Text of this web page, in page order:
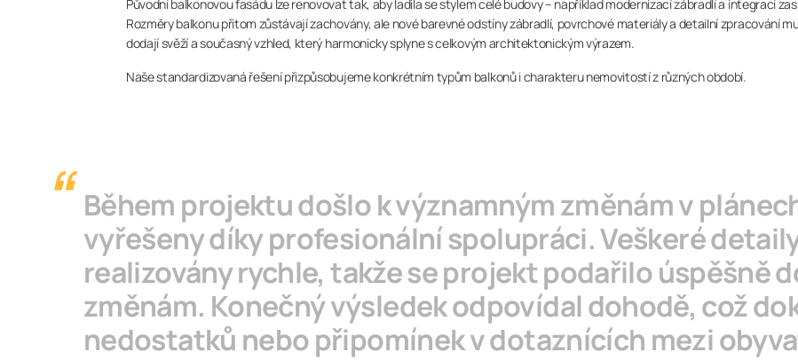
Původní balkonovou fasádu lze renovovat tak, aby ladila se stylem celé budovy – například modernizací zábradlí a integrací
Rozměry balkonu přitom zůstávají zachovány, ale nové barevné odstíny zábradlí, povrchové materiály a detailní zpracování
dodají svěží a současný vzhled, který harmonicky splyne s celkovým architektonickým výrazem.
Naše standardizovaná řešení přizpůsobujeme konkrétním typům balkonů i charakteru nemovitostí z různých období.
Během projektu došlo k významným změnám v
vyřešeny díky profesionální spolupráci. Veškeré
realizovány rychle, takže se projekt podařilo úspěšně
změnám. Konečný výsledek odpovídal dohodě, což
nedostatků nebo připomínek v dotaznících mezi